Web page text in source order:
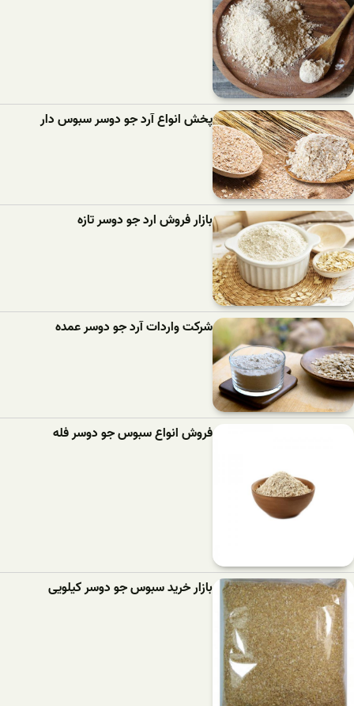
پخش انواع آرد جو دوسر سبوس دار
بازار فروش ارد جو دوسر تازه
شرکت واردات آرد جو دوسر عمده
فروش انواع سبوس جو دوسر فله
بازار خرید سبوس جو دوسر کیلویی